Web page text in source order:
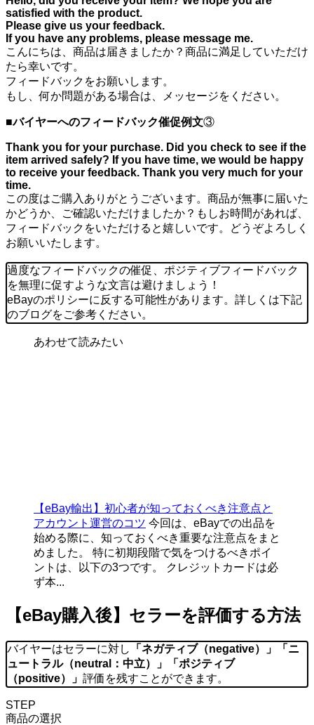
satisfied with the product.
Please give us your feedback.
If you have any problems, please message me.
こんにちは、商品は届きましたか？商品に満足していただけ
たら幸いです。
フィードバックをお願いします。
もし、何か問題がある場合は、メッセージをください。
■バイヤーへのフィードバック催促例文③
Thank you for your purchase. Did you check to see if the
item arrived safely? If you have time, we would be happy
to receive your feedback. Thank you very much for your
time.
この度はご購入ありがとうございます。商品が無事に届いた
かどうか、ご確認いただけましたか？もしお時間があれば、
フィードバックをいただけると嬉しいです。どうぞよろしく
お願いいたします。
過度なフィードバックの催促、ポジティブフィードバック
を無理に促すような文言は避けましょう！
eBayのポリシーに反する可能性があります。詳しくは下記
のブログをご参考ください。
あわせて読みたい
【eBay輸出】初心者が知っておくべき注意点と
アカウント運営のコツ 今回は、eBayでの出品を
始める際に、知っておくべき重要な注意点をまと
めました。 特に初期段階で気をつけるべきポイ
ントは、以下の3つです。 クレジットカードは必
ず本...
【eBay購入後】セラーを評価する方法
バイヤーはセラーに対し
「ネガティブ（negative）」「ニ
ュートラル（neutral：中立）」「ポジティブ
（positive）」 評価を残すことができます。
STEP
商品の選択